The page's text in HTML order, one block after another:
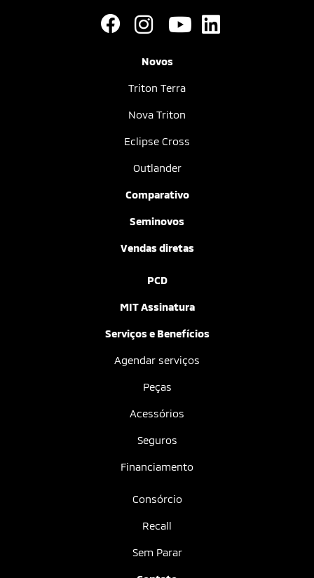
Novos
Triton Terra
Nova Triton
Eclipse Cross
Outlander
Comparativo
Seminovos
Vendas diretas
PCD
MIT Assinatura
Serviços e Benefícios
Agendar serviços
Peças
Acessórios
Seguros
Financiamento
Consórcio
Recall
Sem Parar